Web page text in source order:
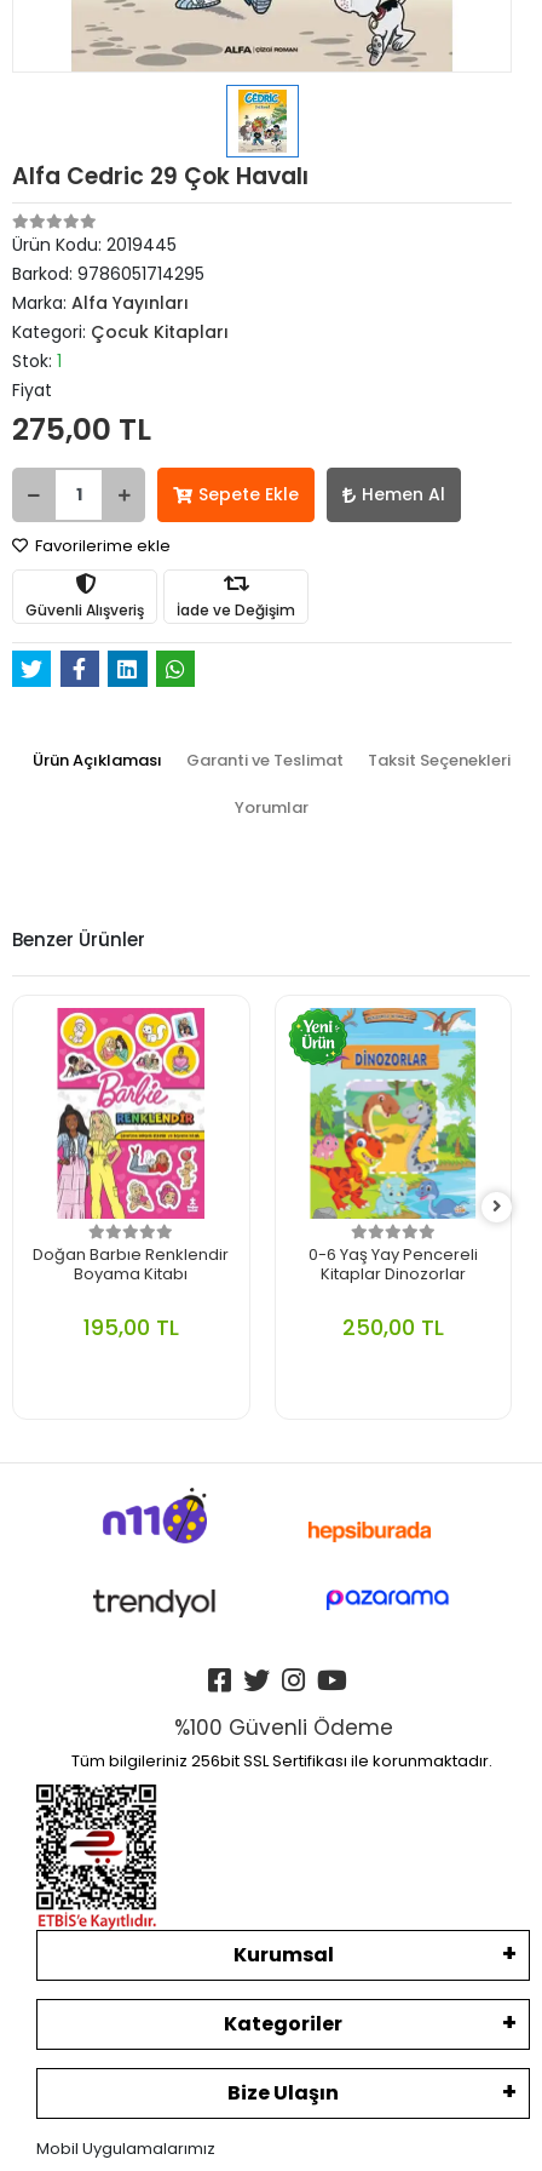
Alfa Cedric 29 Çok Havalı
Ürün Kodu: 2019445
Barkod: 9786051714295
Marka: Alfa Yayınları
Kategori: Çocuk Kitapları
Stok: 1
Fiyat
275,00 TL
Sepete Ekle Hemen Al
Favorilerime ekle
Güvenli Alışveriş İade ve Değişim
Ürün Açıklaması Garanti ve Teslimat Taksit Seçenekleri
Yorumlar
Benzer Ürünler
Doğan Barbıe Renklendir
Boyama Kitabı
195,00 TL
0-6 Yaş Yay Pencereli
Kitaplar Dinozorlar
250,00 TL
%100 Güvenli Ödeme
Tüm bilgileriniz 256bit SSL Sertifikası ile korunmaktadır.
Kurumsal
Kategoriler
Bize Ulaşın
Mobil Uygulamalarımız